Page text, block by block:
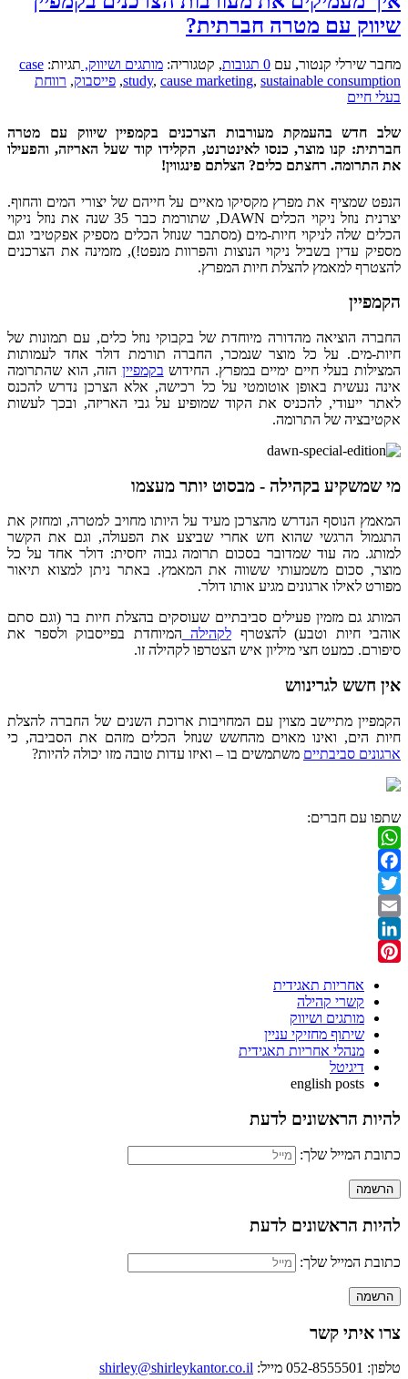
שיווק עם מטרה חברתית?
מחבר שירלי קנטור, עם 0 תגובות , קטגוריה: מותגים ושיווק, תגיות: case
study, cause marketing, sustainable consumption
, פייסבוק, רווחת
בעלי חיים
שלב חדש בהעמקת מעורבות הצרכנים בקמפיין שיווק עם מטרה
חברתית: קנו מוצר, כנסו לאינטרנט, הקלידו קוד שעל האריזה, והפעילו
את התרומה. רחצתם כלים? הצלתם פינגווין!
הנפט שמציף את מפרץ מקסיקו מאיים על חייהם של יצורי המים והחוף.
יצרנית נוזל ניקוי הכלים DAWN, שתורמת כבר 35 שנה את נוזל ניקוי
הכלים שלה לניקוי חיות-מים (מסתבר שנוזל הכלים מספיק אפקטיבי וגם
מספיק עדין בשביל ניקוי הנוצות והפרוות מנפט!), מזמינה את הצרכנים
להצטרף למאמץ להצלת חיות המפרץ.
הקמפיין
החברה הוציאה מהדורה מיוחדת של בקבוקי נוזל כלים, עם תמונות של
חיות-מים. על כל מוצר שנמכר, החברה תורמת דולר אחד לעמותות
המצילות בעלי חיים ימיים במפרץ. החידוש בקמפיין הזה, הוא שהתרומה
אינה נעשית באופן אוטומטי על כל רכישה, אלא הצרכן נדרש להכנס
לאתר ייעודי, להכניס את הקוד שמופיע על גבי האריזה, ובכך לעשות
אקטיבציה של התרומה.
מי שמשקיע בקהילה - מבסוט יותר מעצמו
המאמץ הנוסף הנדרש מהצרכן מעיד על היותו מחויב למטרה, ומחזק את
התגמול הרגשי שהוא חש אחרי שביצע את הפעולה, וגם את הקשר
למותג. מה עוד שמדובר בסכום תרומה גבוה יחסית: דולר אחד על כל
מוצר, סכום משמעותי ששווה את המאמץ. באתר ניתן למצוא תיאור
מפורט לאילו ארגונים מגיע אותו דולר.
המותג גם מזמין פעילים סביבתיים שעוסקים בהצלת חיות בר (וגם סתם
אוהבי חיות וטבע) להצטרף לקהילה המיוחדת בפייסבוק ולספר את
סיפורם. כמעט חצי מיליון איש הצטרפו לקהילה זו.
אין חשש לגרינווש
הקמפיין מתיישב מצוין עם המחויבות ארוכת השנים של החברה להצלת
חיות הים, ואינו מאוים מהחשש שנוזל הכלים מזהם את הסביבה, כי
ארגונים סביבתיים משתמשים בו – ואיזו עדות טובה מזו יכולה להיות?
שתפו עם חברים:
WhatsApp
Facebook
Twitter
Email
LinkedIn
אחריות תאגידית
קשרי קהילה
מותגים ושיווק
שיתוף מחזיקי עניין
מנהלי אחריות תאגידית
דיגיטל
english posts
להיות הראשונים לדעת
כתובת המייל שלך:
להיות הראשונים לדעת
כתובת המייל שלך:
צרו איתי קשר
טלפון: 052-8555501 מייל: shirley@shirleykantor.co.il